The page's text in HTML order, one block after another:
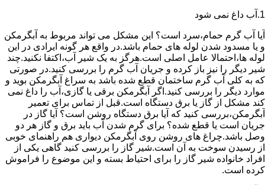
1.آب داغ نمی شود
آیا آب گرم حمام،سرد است؟ این مشکل می تواند مربوط به آبگرمکن
و یا مسدود شدن لوله های حمام باشد.در واقع هر گونه ایرادی در این
لوله ها،احتمالا عامل اصلی است.هرگز به یک شیر آب،اکتفا نکنید.چند
شیر دیگر را نیز باز کرده و جریان آب گرم را بررسی کنید.در صورتی
که به کلی آب گرم ساختمان قطع شده باشد به سراغ آبگرمکن بوید و
موارد دیگر را بررسی کنید.اگر آبگرمکن برقی یا گازی،آب را داغ نمی
کند مشکل از گاز یا برق دستگاه است.قبل از تماس برای تعمیر
آبگرمکن،بررسی کنید که آیا برق دستگاه روشن است؟ آیا گاز در
جریان است یا قطع شده؟ برای گرم شدن آب باید برق و گاز هر دو
وصل باشد.چراغ های روشن روی آبگرمکن دیواری هم راهنمای خوبی
از رسیدن سوخت به آن است.شیر گاز را بررسی کنید گاهی یکی از
افراد خانواده شیر گاز را برای احتیاط بسته و این موضوع را فراموش
کرده است.